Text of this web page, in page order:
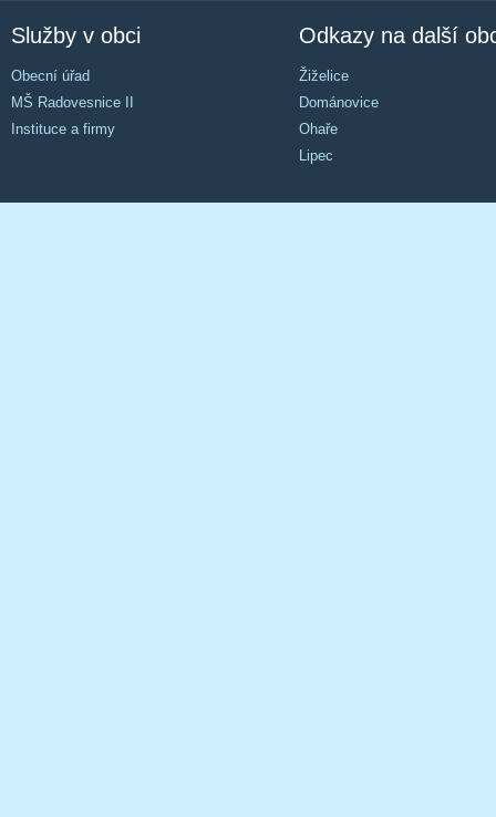
Služby v obci
Obecní úřad
MŠ Radovesnice II
Instituce a firmy
Odkazy na další
Žiželice
Dománovice
Ohaře
Lipec